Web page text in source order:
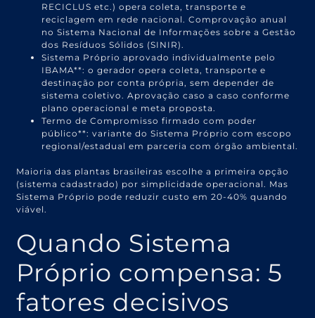
RECICLUS etc.) opera coleta, transporte e
reciclagem em rede nacional. Comprovação anual
no Sistema Nacional de Informações sobre a Gestão
dos Resíduos Sólidos (SINIR).
Sistema Próprio aprovado individualmente pelo
IBAMA**: o gerador opera coleta, transporte e
destinação por conta própria, sem depender de
sistema coletivo. Aprovação caso a caso conforme
plano operacional e meta proposta.
Termo de Compromisso firmado com poder
público**: variante do Sistema Próprio com escopo
regional/estadual em parceria com órgão ambiental.
Maioria das plantas brasileiras escolhe a primeira opção
(sistema cadastrado) por simplicidade operacional. Mas
Sistema Próprio pode reduzir custo em 20-40% quando
viável.
Quando Sistema
Próprio compensa: 5
fatores decisivos